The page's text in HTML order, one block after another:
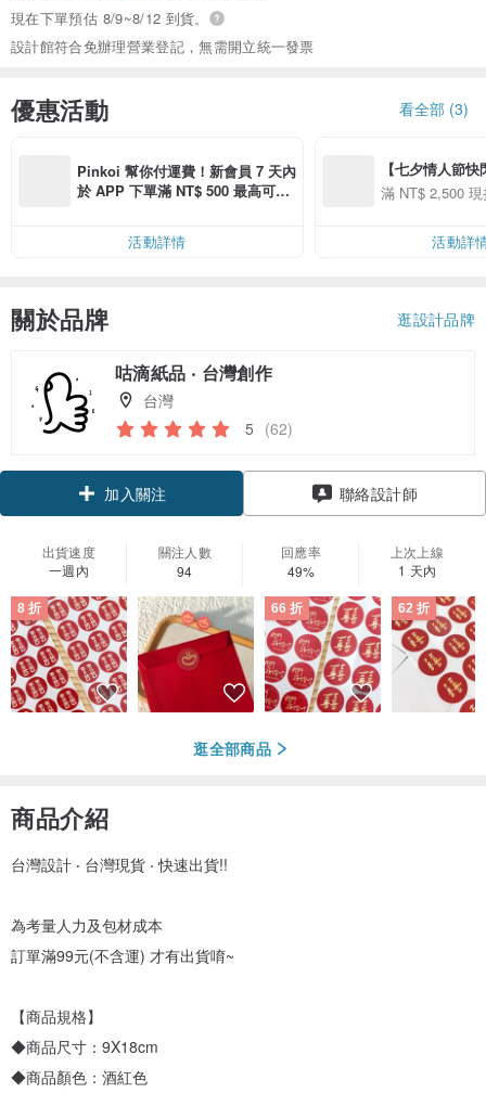
現在下單預估 8/9~8/12 到貨。
設計館符合免辦理營業登記，無需開立統一發票
優惠活動 看全部 (3)
Pinkoi 幫你付運費！新會員 7 天內
於 APP 下單滿 NT$ 500 最高可折
活動詳情
【七夕情人節
用 APP 購買任
滿 NT$ 2,500
活動詳
關於品牌 逛設計品牌
咕滴紙品 ‧ 台灣創作
台灣
5 (62)
加入關注 聯絡設計師
出貨速度
一週內
關注人數
94
回應率
49%
上次上線
1 天內
8 折 66 折 62 折
逛全部商品
商品介紹
台灣設計 ‧ 台灣現貨 ‧ 快速出貨!!
為考量人力及包材成本
訂單滿99元(不含運) 才有出貨唷~
【商品規格】
◆商品尺寸：9X18cm
◆商品顏色：酒紅色